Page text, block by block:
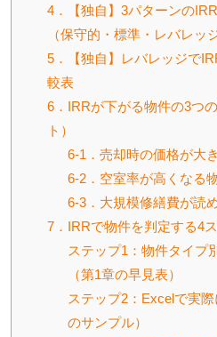
4．【独自】3パターンの
（保守的・標準・レバレッ
5．【独自】レバレッジで
較表
6．IRRが下がる物件の3つ
ト）
6-1．売却時の価格が大
6-2．空室率が高くなる
6-3．大規模修繕費が読
7．IRRで物件を判定する4
ステップ1：物件タイプ
（第1章の早見表）
ステップ2：Excelで実
のサンプル）